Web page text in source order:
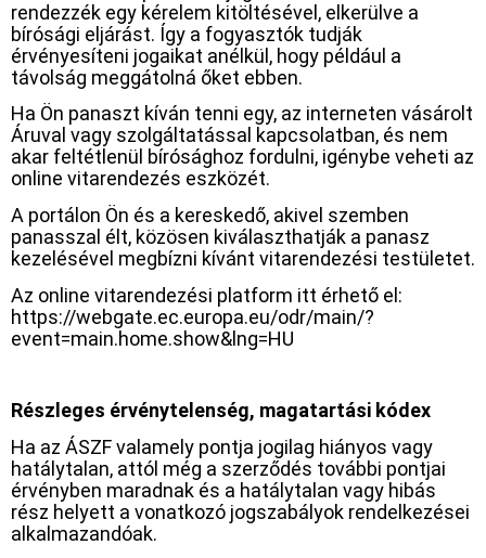
rendezzék egy kérelem kitöltésével, elkerülve a
bírósági eljárást. Így a fogyasztók tudják
érvényesíteni jogaikat anélkül, hogy például a
távolság meggátolná őket ebben.
Ha Ön panaszt kíván tenni egy, az interneten vásárolt
Áruval vagy szolgáltatással kapcsolatban, és nem
akar feltétlenül bírósághoz fordulni, igénybe veheti az
online vitarendezés eszközét.
A portálon Ön és a kereskedő, akivel szemben
panasszal élt, közösen kiválaszthatják a panasz
kezelésével megbízni kívánt vitarendezési testületet.
Az online vitarendezési platform itt érhető el:
https://webgate.ec.europa.eu/odr/main/?
event=main.home.show&lng=HU
Részleges érvénytelenség, magatartási kódex
Ha az ÁSZF valamely pontja jogilag hiányos vagy
hatálytalan, attól még a szerződés további pontjai
érvényben maradnak és a hatálytalan vagy hibás
rész helyett a vonatkozó jogszabályok rendelkezései
alkalmazandóak.